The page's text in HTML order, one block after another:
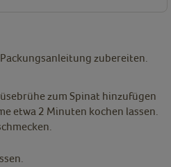
zubereiten.
zum Spinat hinzufügen
etwa 2 Minuten kochen lassen.